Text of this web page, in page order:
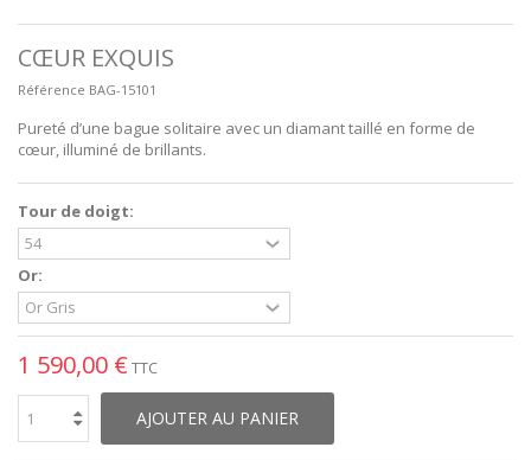
CŒUR EXQUIS
Référence BAG-15101
Pureté d’une bague solitaire avec un diamant taillé en forme de
cœur, illuminé de brillants.
Tour de doigt:
Or:
1 590,00 € TTC
AJOUTER AU PANIER